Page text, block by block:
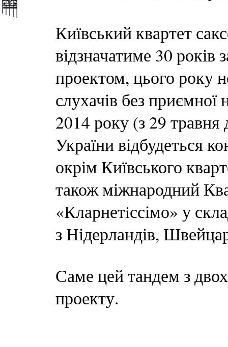
Київський квартет
відзначатиме 30
проектом, цього року
слухачів без приємної
2014 року (з 29 травня
України відбудеться
окрім Київського
також міжнародний
«Кларнетiссімо» у
з Нідерландів,
Саме цей тандем з
проекту.